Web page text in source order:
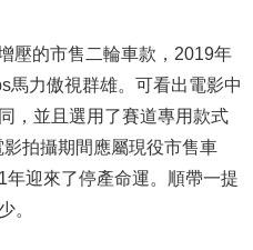
壓的市售二輪車款，2019年
馬力傲視群雄。可看出電影中
，並且選用了賽道專用款式
拍攝期間應屬現役市售車
迎來了停產命運。順帶一提
。